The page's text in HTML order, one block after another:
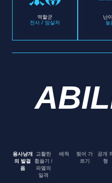
역할군
전사 / 암살자
난
높
용사냥개
의 발걸
음
교활한
휩쓸기 /
파멸의
일격
배척
찢어 가
르기
공개
형